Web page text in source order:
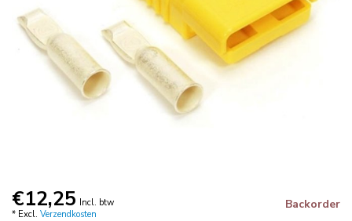
€12,25 Incl. btw
* Excl. Verzendkosten
Backorder